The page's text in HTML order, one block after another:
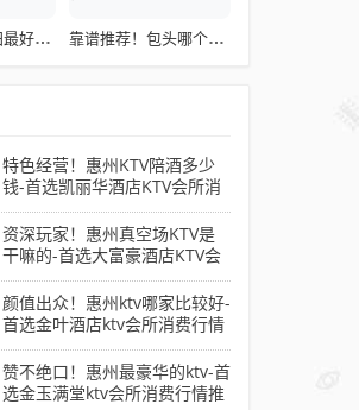
秀色可餐！庆阳最好的陪酒KTV-首选陇上明珠KTV会所消费行情推荐 靠谱推荐！包头哪个KTV有陪酒的-首选金帝豪KTV会所消费行情推荐
特色经营！惠州KTV陪酒多少
钱-首选凯丽华酒店KTV会所消
费行情推荐
资深玩家！惠州真空场KTV是
干嘛的-首选大富豪酒店KTV会
所消费行情推荐
颜值出众！惠州ktv哪家比较好-
首选金叶酒店ktv会所消费行情
推荐
赞不绝口！惠州最豪华的ktv-首
选金玉满堂ktv会所消费行情推